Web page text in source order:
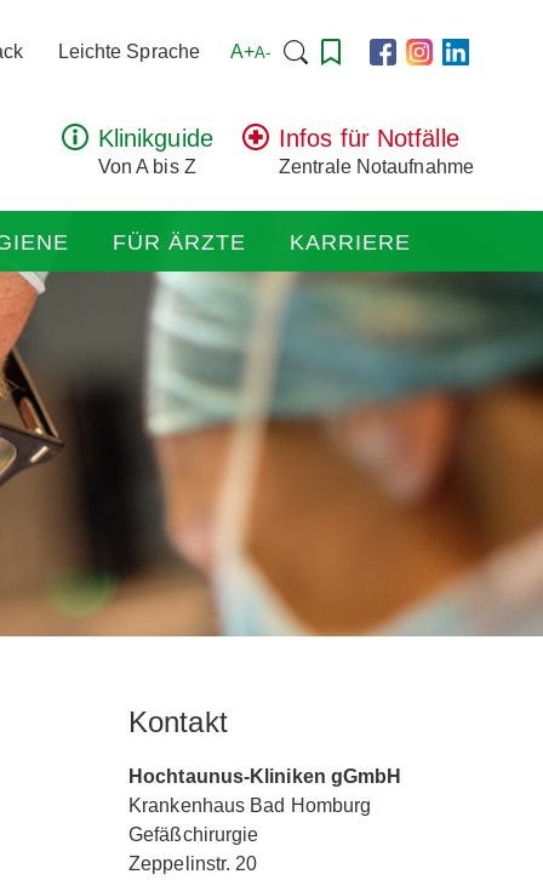
Leichte Sprache A+A- Suchen
Klinikguide
Von A bis Z
Infos für Notfälle
Zentrale Notaufnahme
FÜR ÄRZTE KARRIERE
Kontakt
Hochtaunus-Kliniken gGmbH
Krankenhaus Bad Homburg
Gefäßchirurgie
Zeppelinstr. 20